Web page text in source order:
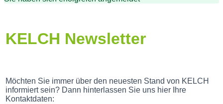
KELCH Newsletter
Möchten Sie immer über den neuesten Stand von KELCH
informiert sein? Dann hinterlassen Sie uns hier Ihre
Kontaktdaten: